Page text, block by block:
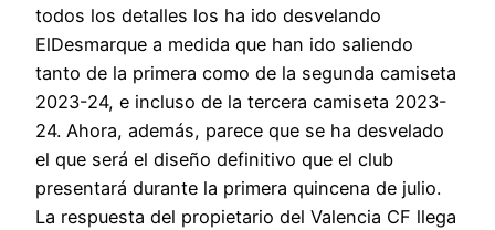
todos los detalles los ha ido desvelando
ElDesmarque a medida que han ido saliendo
tanto de la primera como de la segunda camiseta
2023-24, e incluso de la tercera camiseta 2023-
24. Ahora, además, parece que se ha desvelado
el que será el diseño definitivo que el club
presentará durante la primera quincena de julio.
La respuesta del propietario del Valencia CF llega